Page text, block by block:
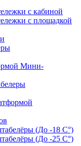
с кабиной
с площадкой
Мини-
(До -18 C°)
(До -25 C°)